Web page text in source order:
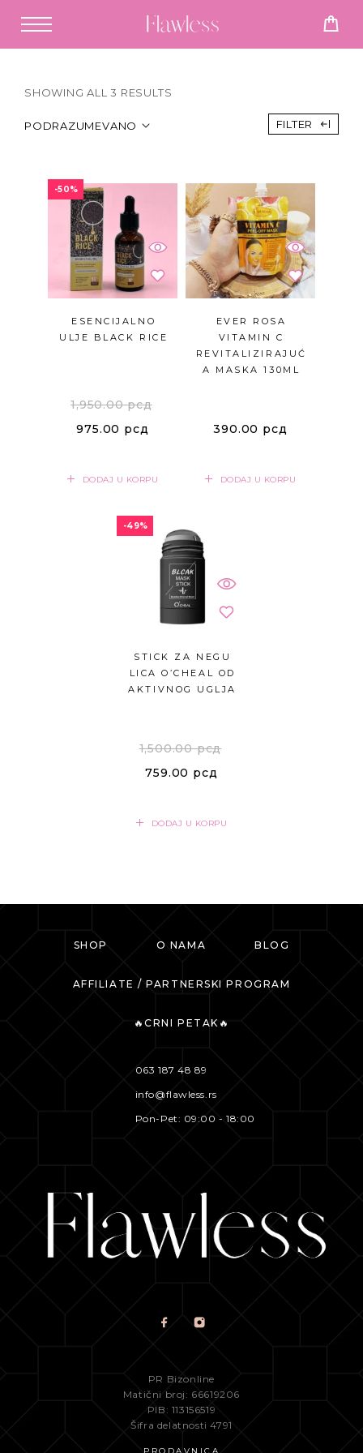
SHOWING ALL 3 RESULTS
PODRAZUMEVANO FILTER
-50%
DODAJ U KORPU
ESENCIJALNO
ULJE BLACK RICE
1,950.00рсд
975.00 рсд
DODAJ U KORPU
EVER ROSA
VITAMIN C
REVITALIZIRAJUĆ
A MASKA 130ML
390.00 рсд
-49%
DODAJ U KORPU
STICK ZA NEGU
LICA O’CHEAL OD
AKTIVNOG UGLJA
1,500.00рсд
759.00 рсд
SHOP O NAMA BLOG
AFFILIATE / PARTNERSKI PROGRAM
🔥CRNI PETAK🔥
063 187 48 89
info@flawless.rs
Pon-Pet: 09:00 - 18:00
PR Bizonline
Matični broj: 66619206
PIB: 113156519
Šifra delatnosti 4791